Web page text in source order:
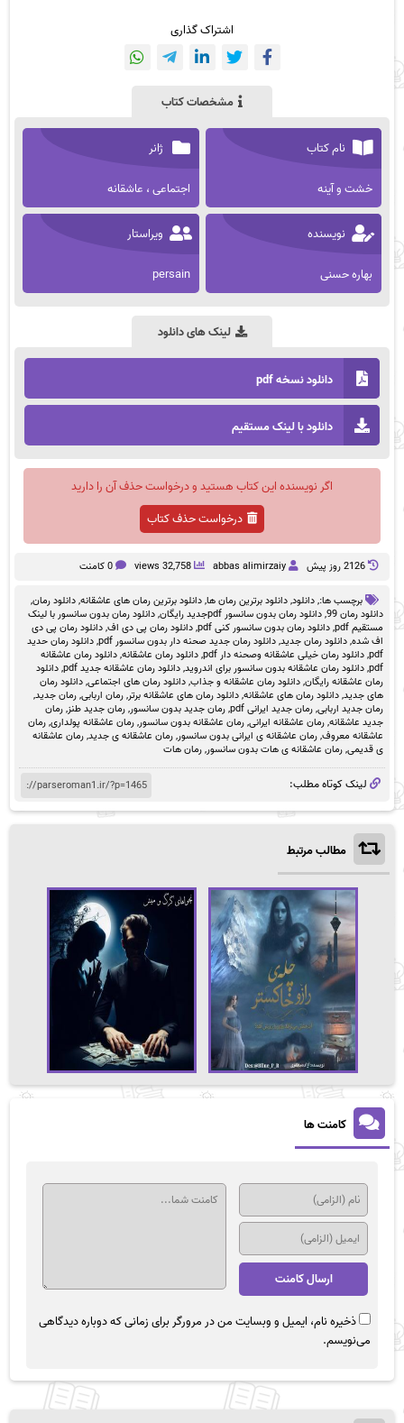
اشتراک گذاری
مشخصات کتاب
نام کتاب
خشت و آینه
ژانر
اجتماعی ، عاشقانه
نویسنده
بهاره حسنی
ویراستار
persain
لینک های دانلود
دانلود نسخه pdf
دانلود با لینک مستقیم
اگر نویسنده این کتاب هستید و درخواست حذف آن را دارید
درخواست حذف کتاب
2126 روز پيش abbas alimirzaiy
32,758 views 0 کامنت
برچسب ها:,دانلود,دانلود برترین رمان ها,دانلود برترین رمان های عاشقانه,دانلود رمان,
دانلود رمان 99
,دانلود رمان بدون سانسور pdfجدید رایگان ,دانلود رمان بدون سانسور با لینک
مستقیم pdf
,دانلود رمان بدون سانسور کنی pdf ,دانلود رمان پی دی اف,دانلود رمان پی دی
اف شده,دانلود رمان جدید,دانلود رمان جدید صحنه دار بدون سانسور pdf ,دانلود رمان حدید
pdf
,دانلود رمان خیلی عاشقانه وصحنه دار pdf ,دانلود رمان عاشقانه,دانلود رمان عاشقانه
pdf
,دانلود رمان عاشقانه بدون سانسور برای اندروید,دانلود رمان عاشقانه جدید pdf ,دانلود
رمان عاشقانه رایگان,دانلود رمان عاشقانه و جذاب,دانلود رمان های اجتماعی,دانلود رمان
های جدید,دانلود رمان های عاشقانه,دانلود رمان های عاشقانه برتر,رمان اربابی,رمان جدید,
رمان جدید اربابی,رمان جدید ایرانی pdf ,رمان جدید بدون سانسور,رمان جدید طنز,رمان
جدید عاشقانه,رمان عاشقانه ایرانی,رمان عاشقانه بدون سانسور,رمان عاشقانه پولداری,رمان
عاشقانه معروف,رمان عاشقانه ی ایرانی بدون سانسور,رمان عاشقانه ی جدید,رمان عاشقانه
ی قدیمی,رمان عاشقانه ی هات بدون سانسور,رمان هات
لینک کوتاه مطلب:
مطالب مرتبط
کامنت ها
ذخیره نام، ایمیل و وبسایت من در مرورگر برای زمانی که دوباره دیدگاهی
می‌نویسم.